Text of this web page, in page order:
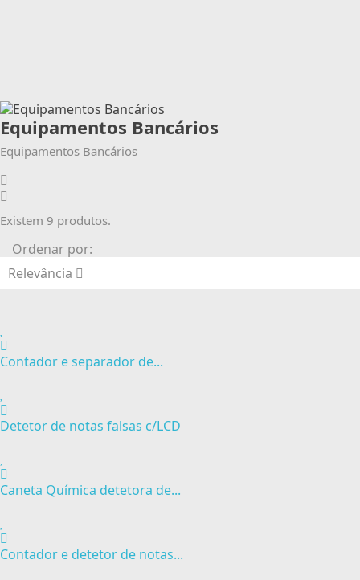
Equipamentos Bancários
Equipamentos Bancários
Existem 9 produtos.
Ordenar por:
Relevância
Contador e separador de...
Detetor de notas falsas c/LCD
Caneta Química detetora de...
Contador e detetor de notas...